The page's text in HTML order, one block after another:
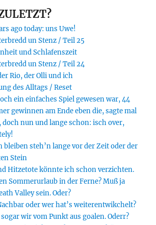
ago today: uns Uwe!
un Stenz / Teil 25
und Schlafenszeit
un Stenz / Teil 24
Rio, der Olli und ich
des Alltags / Reset
ein einfaches Spiel gewesen war, 44
gewinnen am Ende eben die, sagte mal
doch nun und lange schon: isch over,
bleiben steh’n lange vor der Zeit oder der
Stein
Hitzetote könnte ich schon verzichten.
Sommerurlaub in der Ferne? Muß ja
Valley sein. Oder?
oder wer hat’s weiterentwikchelt?
wir vom Punkt aus goalen. Oderr?